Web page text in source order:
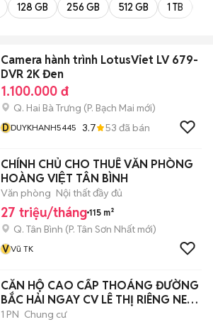
128 GB 256 GB 512 GB 1 TB
Camera hành trình LotusViet LV 679-
DVR 2K Đen
1.100.000 đ
Q. Hai Bà Trưng (P. Bạch Mai mới)
DDUYKHANH5445 3.7 53 đã bán
CHÍNH CHỦ CHO THUÊ VĂN PHÒNG
HOÀNG VIỆT TÂN BÌNH
Văn phòng Nội thất đầy đủ
27 triệu/tháng 115 m²
Q. Tân Bình (P. Tân Sơn Nhất mới)
VVũ TK
CĂN HỘ CAO CẤP THOÁNG ĐƯỜNG
BẮC HẢI NGAY CV LÊ THỊ RIÊNG NEW
6 TRIỆU
1 PN Chung cư